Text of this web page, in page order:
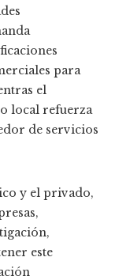
para
el
local refuerza
de servicios
y el privado,
este